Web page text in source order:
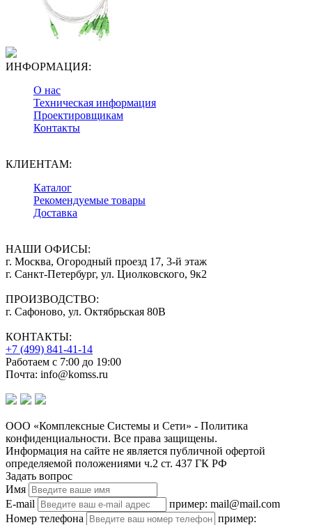
ИНФОРМАЦИЯ:
О нас
Техническая информация
Проектировщикам
Контакты
КЛИЕНТАМ:
Каталог
Рекомендуемые товары
Доставка
НАШИ ОФИСЫ:
г. Москва, Огородный проезд 17, 3-й этаж
г. Санкт-Петербург, ул. Циолковского, 9к2
ПРОИЗВОДСТВО:
г. Сафоново, ул. Октябрьская 80В
КОНТАКТЫ:
+7 (499) 841-41-14
Работаем с 7:00 до 19:00
Почта: info@komss.ru
ООО «Комплексные Системы и Сети» - Политика
конфиденциальности. Все права защищены.
Информация на сайте не является публичной офертой
определяемой положениями ч.2 ст. 437 ГК РФ
Задать вопрос
Имя
E-mail
пример: mail@mail.com
Номер телефона
пример: